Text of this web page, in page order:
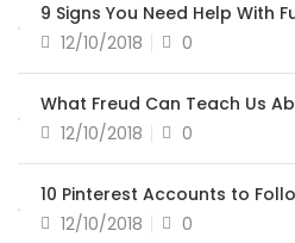
9 Signs You Need Help With
12/10/2018
0
What Freud Can Teach Us
12/10/2018
0
10 Pinterest Accounts to
12/10/2018
0